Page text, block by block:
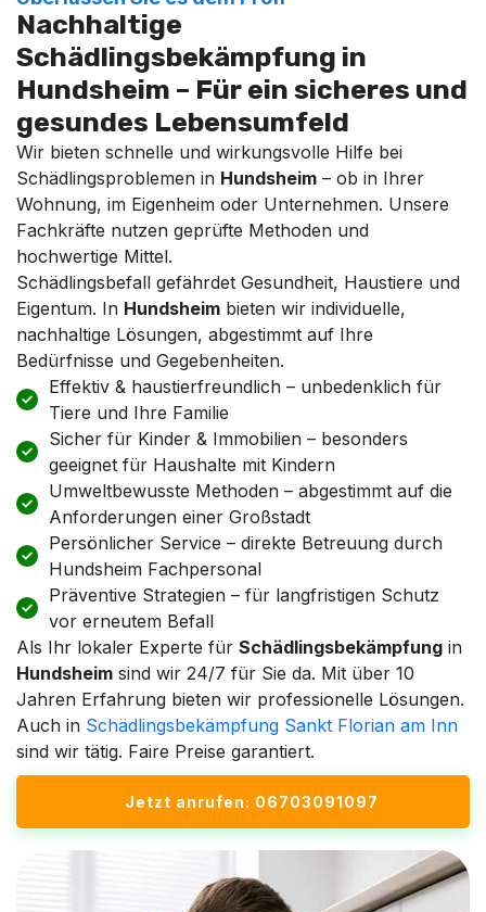
Nachhaltige
Schädlingsbekämpfung in
Hundsheim – Für ein sicheres und
gesundes Lebensumfeld
Wir bieten schnelle und wirkungsvolle Hilfe bei
Schädlingsproblemen in Hundsheim – ob in Ihrer
Wohnung, im Eigenheim oder Unternehmen. Unsere
Fachkräfte nutzen geprüfte Methoden und
hochwertige Mittel.
Schädlingsbefall gefährdet Gesundheit, Haustiere und
Eigentum. In Hundsheim bieten wir individuelle,
nachhaltige Lösungen, abgestimmt auf Ihre
Bedürfnisse und Gegebenheiten.
Effektiv & haustierfreundlich – unbedenklich für
Tiere und Ihre Familie
Sicher für Kinder & Immobilien – besonders
geeignet für Haushalte mit Kindern
Umweltbewusste Methoden – abgestimmt auf die
Anforderungen einer Großstadt
Persönlicher Service – direkte Betreuung durch
Hundsheim Fachpersonal
Präventive Strategien – für langfristigen Schutz
vor erneutem Befall
Als Ihr lokaler Experte für Schädlingsbekämpfung in
Hundsheim sind wir 24/7 für Sie da. Mit über 10
Jahren Erfahrung bieten wir professionelle Lösungen.
Auch in Schädlingsbekämpfung Sankt Florian am Inn
sind wir tätig. Faire Preise garantiert.
Jetzt anrufen: 06703091097